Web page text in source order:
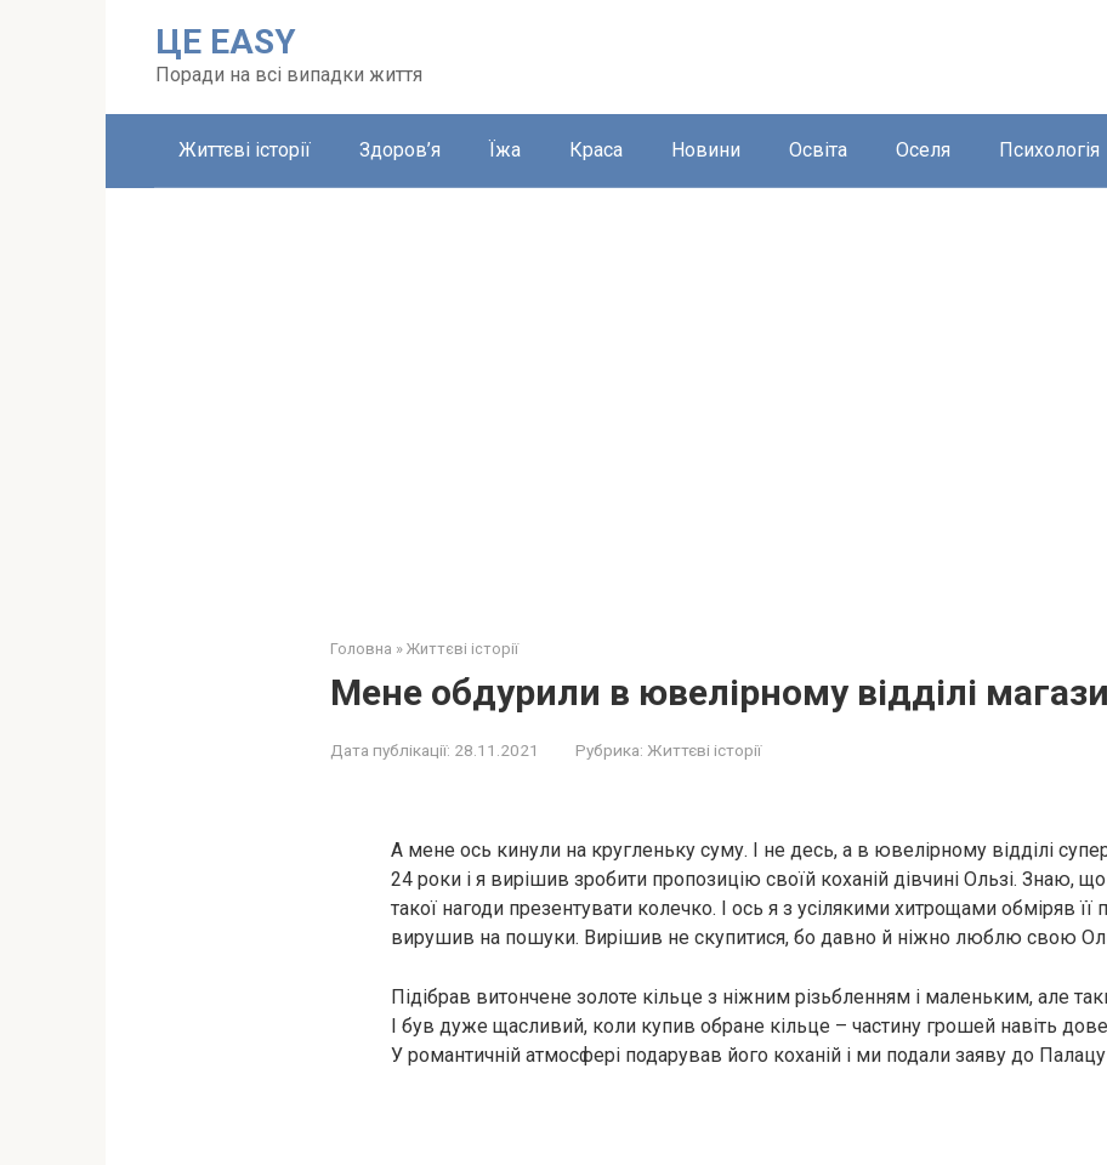
ЦЕ EASY
Поради на всі випадки життя
Життєві історії Здоров’я Їжа Краса Новини Освіта Оселя Психологія
Головна » Життєві історії
Мене обдурили в ювелірному відділі
Дата публікації: 28.11.2021 Рубрика: Життєві історії
А мене ось кинули на кругленьку суму. І не десь, а в ювелірному відділі
24 роки і я вирішив зробити пропозицію своїй коханій дівчині Ользі. Знаю,
такої нагоди презентувати колечко. І ось я з усілякими хитрощами обміряв її
вирушив на пошуки. Вирішив не скупитися, бо давно й ніжно люблю свою
Підібрав витончене золоте кільце з ніжним різьбленням і маленьким, але
І був дуже щасливий, коли купив обране кільце – частину грошей навіть
У романтичній атмосфері подарував його коханій і ми подали заяву до